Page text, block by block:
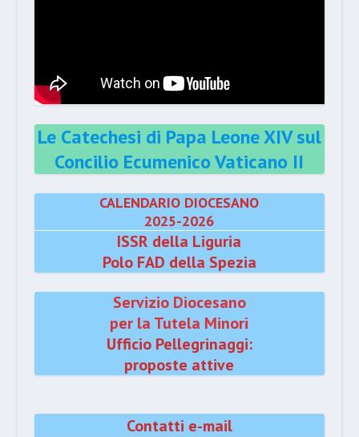
Le Catechesi di Papa Leone XIV sul
Concilio Ecumenico Vaticano II
CALENDARIO DIOCESANO
2025-2026
ISSR della Liguria
Polo FAD della Spezia
Servizio Diocesano
per la Tutela Minori
Ufficio Pellegrinaggi:
proposte attive
Contatti e-mail